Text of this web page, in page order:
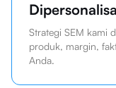
Strategi SEM kami
produk, margin,
Anda.